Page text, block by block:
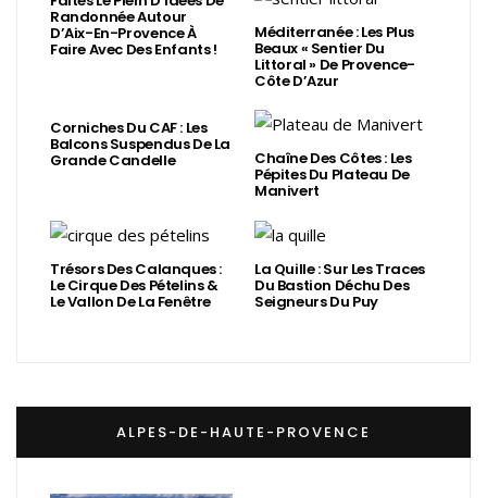
Randonnée Autour
D’Aix-En-Provence À
Faire Avec Des Enfants !
Méditerranée : Les Plus
Beaux « Sentier Du
Littoral » De Provence-
Côte D’Azur
Corniches Du CAF : Les
Balcons Suspendus De La
Grande Candelle Chaîne Des Côtes : Les
Pépites Du Plateau De
Manivert
Trésors Des Calanques :
Le Cirque Des Pételins &
Le Vallon De La Fenêtre
La Quille : Sur Les Traces
Du Bastion Déchu Des
Seigneurs Du Puy
ALPES-DE-HAUTE-PROVENCE